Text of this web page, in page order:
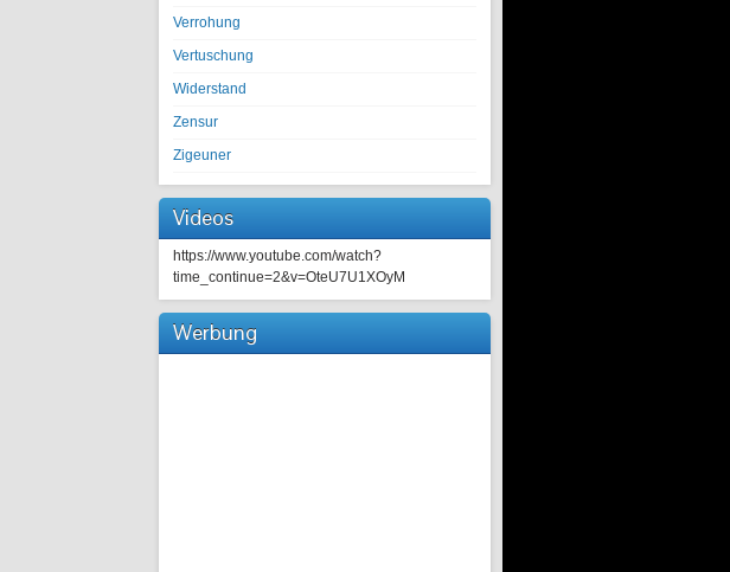
Verrohung
Vertuschung
Widerstand
Zensur
Zigeuner
Videos
https://www.youtube.com/watch?
time_continue=2&v=OteU7U1XOyM
Werbung